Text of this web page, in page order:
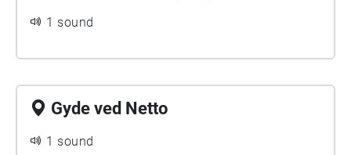
1 sound
Gyde ved Netto
1 sound